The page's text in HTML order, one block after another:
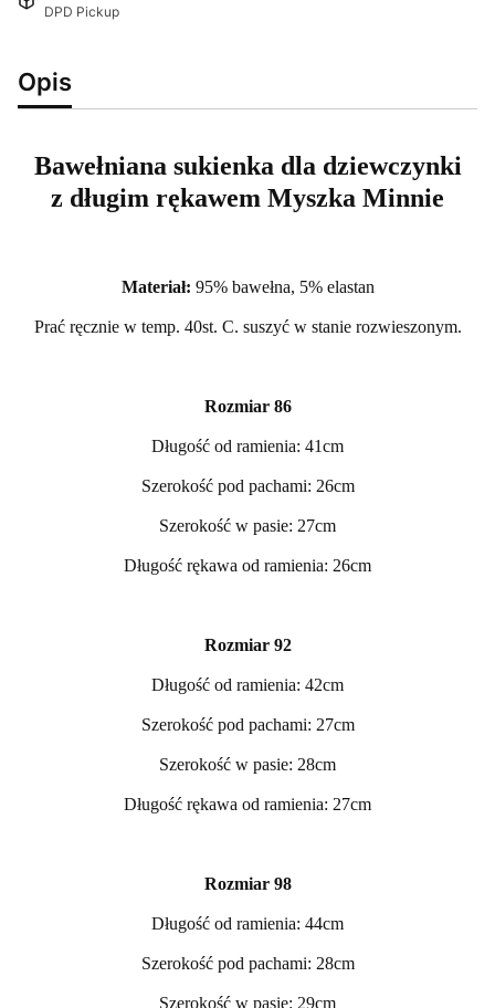
DPD Pickup
Opis
Bawełniana sukienka dla dziewczynki
z długim rękawem Myszka Minnie
Materiał: 95% bawełna, 5% elastan
Prać ręcznie w temp. 40st. C. suszyć w stanie rozwieszonym.
Rozmiar 86
Długość od ramienia: 41cm
Szerokość pod pachami: 26cm
Szerokość w pasie: 27cm
Długość rękawa od ramienia: 26cm
Rozmiar 92
Długość od ramienia: 42cm
Szerokość pod pachami: 27cm
Szerokość w pasie: 28cm
Długość rękawa od ramienia: 27cm
Rozmiar 98
Długość od ramienia: 44cm
Szerokość pod pachami: 28cm
Szerokość w pasie: 29cm